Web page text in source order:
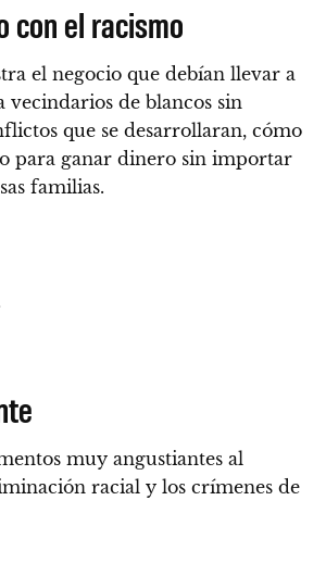
con el racismo
el negocio que debían llevar a
vecindarios de blancos sin
que se desarrollaran, cómo
para ganar dinero sin importar
familias.
muy angustiantes al
racial y los crímenes de